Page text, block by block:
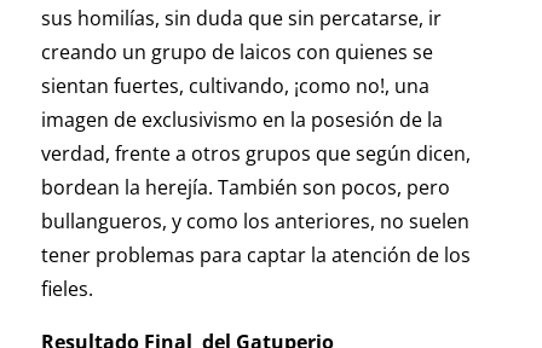
sus homilías, sin duda que sin percatarse, ir
creando un grupo de laicos con quienes se
sientan fuertes, cultivando, ¡como no!, una
imagen de exclusivismo en la posesión de la
verdad, frente a otros grupos que según dicen,
bordean la herejía. También son pocos, pero
bullangueros, y como los anteriores, no suelen
tener problemas para captar la atención de los
fieles.
Resultado Final del Gatuperio